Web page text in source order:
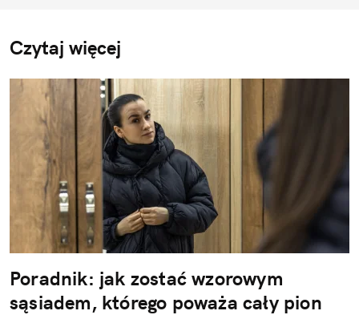
Czytaj więcej
Poradnik: jak zostać wzorowym
sąsiadem, którego poważa cały pion